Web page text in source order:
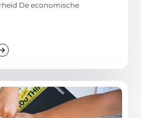
De economische